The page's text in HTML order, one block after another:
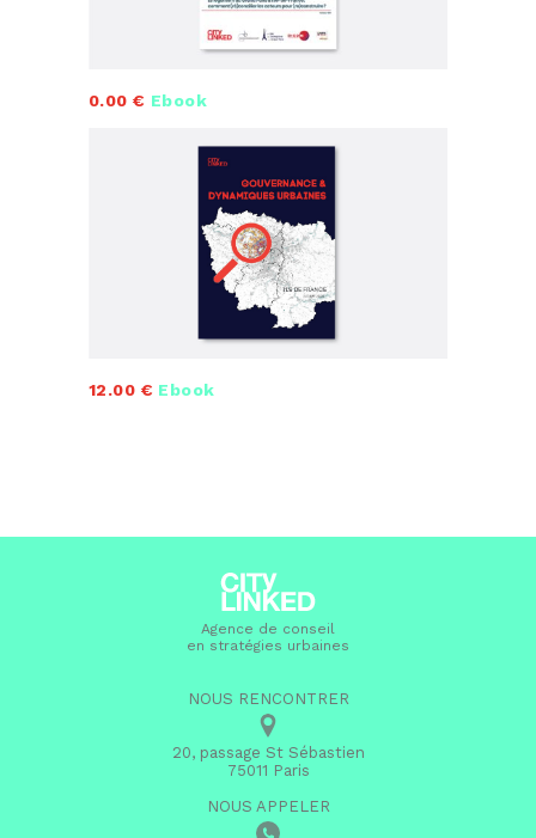
0.00 € Ebook
12.00 € Ebook
Agence de conseil
en stratégies urbaines
NOUS RENCONTRER
20, passage St Sébastien
75011 Paris
NOUS APPELER